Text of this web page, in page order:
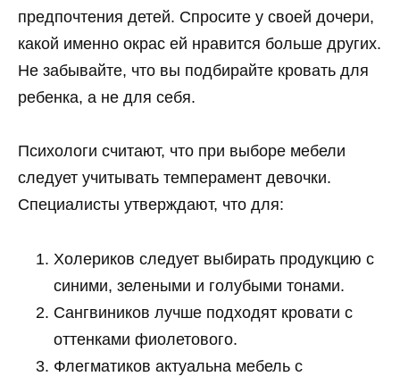
предпочтения детей. Спросите у своей дочери,
какой именно окрас ей нравится больше других.
Не забывайте, что вы подбирайте кровать для
ребенка, а не для себя.
Психологи считают, что при выборе мебели
следует учитывать темперамент девочки.
Специалисты утверждают, что для:
Холериков следует выбирать продукцию с
синими, зелеными и голубыми тонами.
Сангвиников лучше подходят кровати с
оттенками фиолетового.
Флегматиков актуальна мебель с